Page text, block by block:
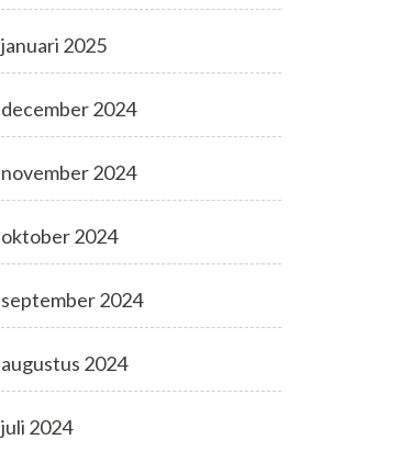
januari 2025
december 2024
november 2024
oktober 2024
september 2024
augustus 2024
juli 2024